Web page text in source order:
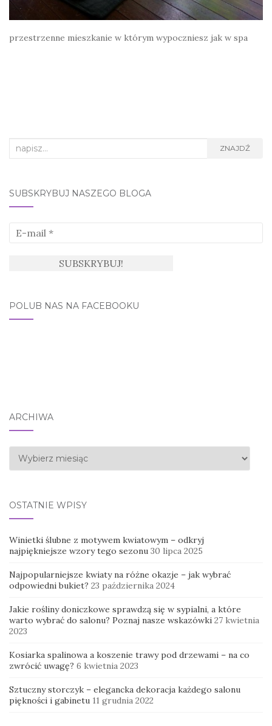
przestrzenne mieszkanie w którym wypoczniesz jak w spa
Search
ZNAJDŹ
SUBSKRYBUJ NASZEGO BLOGA
POLUB NAS NA FACEBOOKU
ARCHIWA
Archiwa
OSTATNIE WPISY
Winietki ślubne z motywem kwiatowym – odkryj
najpiękniejsze wzory tego sezonu 30 lipca 2025
Najpopularniejsze kwiaty na różne okazje – jak wybrać
odpowiedni bukiet? 23 października 2024
Jakie rośliny doniczkowe sprawdzą się w sypialni, a które
warto wybrać do salonu? Poznaj nasze wskazówki 27 kwietnia
2023
Kosiarka spalinowa a koszenie trawy pod drzewami – na co
zwrócić uwagę? 6 kwietnia 2023
Sztuczny storczyk – elegancka dekoracja każdego salonu
piękności i gabinetu 11 grudnia 2022